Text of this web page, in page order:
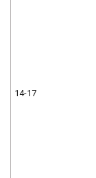
14-17